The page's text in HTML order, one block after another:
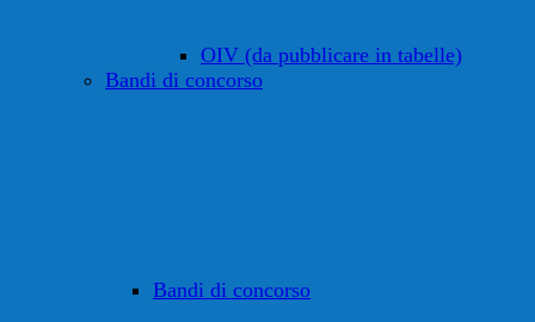
OIV (da pubblicare in tabelle)
Bandi di concorso
Bandi di concorso